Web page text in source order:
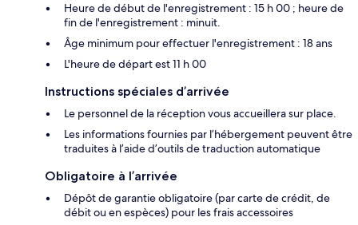
Heure de début de l'enregistrement : 15 h 00 ; heure de
fin de l'enregistrement : minuit.
Âge minimum pour effectuer l'enregistrement : 18 ans
L'heure de départ est 11 h 00
Instructions spéciales d’arrivée
Le personnel de la réception vous accueillera sur place.
Les informations fournies par l’hébergement peuvent être
traduites à l’aide d’outils de traduction automatique
Obligatoire à l’arrivée
Dépôt de garantie obligatoire (par carte de crédit, de
débit ou en espèces) pour les frais accessoires